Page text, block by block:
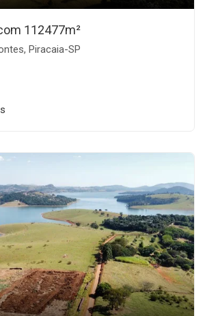
112477m²
Piracaia-SP